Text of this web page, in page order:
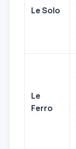
Le Solo
Le
Ferro